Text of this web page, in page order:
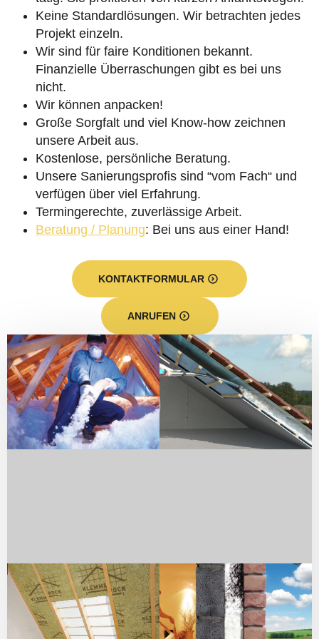
Keine Standardlösungen. Wir betrachten jedes
Projekt einzeln.
Wir sind für faire Konditionen bekannt.
Finanzielle Überraschungen gibt es bei uns
nicht.
Wir können anpacken!
Große Sorgfalt und viel Know-how zeichnen
unsere Arbeit aus.
Kostenlose, persönliche Beratung.
Unsere Sanierungsprofis sind “vom Fach“ und
verfügen über viel Erfahrung.
Termingerechte, zuverlässige Arbeit.
Beratung / Planung: Bei uns aus einer Hand!
KONTAKTFORMULAR
ANRUFEN